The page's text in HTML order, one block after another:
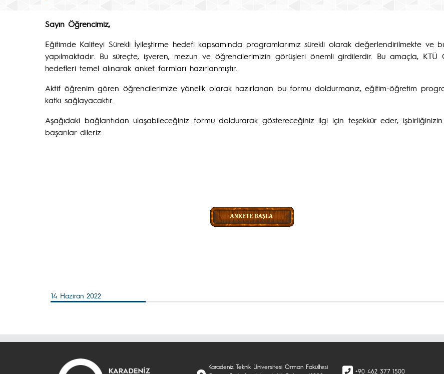
Sayın Öğrencimiz,
Eğitimde Kaliteyi Sürekli İyileştirme hedefi kapsamında programlarımız sürekli olarak değerlendirilmekte ve
yapılmaktadır. Bu süreçte, işveren, mezun ve öğrencilerimizin görüşleri önemli girdilerdir. Bu amaçla, KTÜ
hedefleri temel alınarak anket formları hazırlanmıştır.
Aktif öğrenim gören öğrencilerimize yönelik olarak hazırlanan bu formu doldurmanız, eğitim-öğretim
katkı sağlayacaktır.
Aşağıdaki bağlantıdan ulaşabileceğiniz formu doldurarak göstereceğiniz ilgi için teşekkür eder, işbirliğinizin
başarılar dileriz.
Orman Endüstri
14 Haziran 2022
Karadeniz Teknik Üniversitesi Orman Fakültesi
+90 462 377 1500